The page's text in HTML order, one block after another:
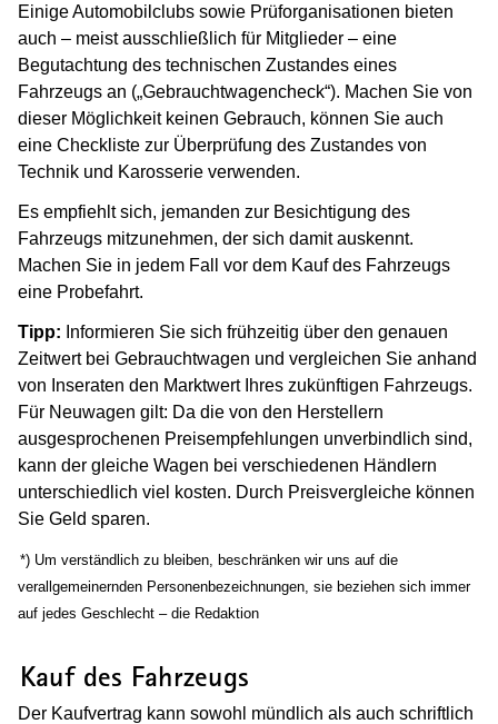
Einige Automobilclubs sowie Prüforganisationen bieten
auch – meist ausschließlich für Mitglieder – eine
Begutachtung des technischen Zustandes eines
Fahrzeugs an („Gebrauchtwagencheck“). Machen Sie von
dieser Möglichkeit keinen Gebrauch, können Sie auch
eine Checkliste zur Überprüfung des Zustandes von
Technik und Karosserie verwenden.
Es empfiehlt sich, jemanden zur Besichtigung des
Fahrzeugs mitzunehmen, der sich damit auskennt.
Machen Sie in jedem Fall vor dem Kauf des Fahrzeugs
eine Probefahrt.
Tipp: Informieren Sie sich frühzeitig über den genauen
Zeitwert bei Gebrauchtwagen und vergleichen Sie anhand
von Inseraten den Marktwert Ihres zukünftigen Fahrzeugs.
Für Neuwagen gilt: Da die von den Herstellern
ausgesprochenen Preisempfehlungen unverbindlich sind,
kann der gleiche Wagen bei verschiedenen Händlern
unterschiedlich viel kosten. Durch Preisvergleiche können
Sie Geld sparen.
(Wird in einem neuen Fenster geöffnet)
*) Um verständlich zu bleiben, beschränken wir uns auf die
verallgemeinernden Personenbezeichnungen, sie beziehen sich immer
auf jedes Geschlecht – die Redaktion
(Wird in einem neuen Fenster
Kauf des Fahrzeugs
Der Kaufvertrag kann sowohl mündlich als auch schriftlich